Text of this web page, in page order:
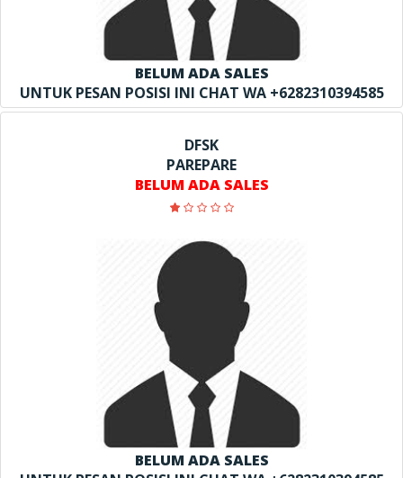
BELUM ADA SALES
UNTUK PESAN POSISI INI CHAT WA +6282310394585
DFSK
PAREPARE
BELUM ADA SALES
BELUM ADA SALES